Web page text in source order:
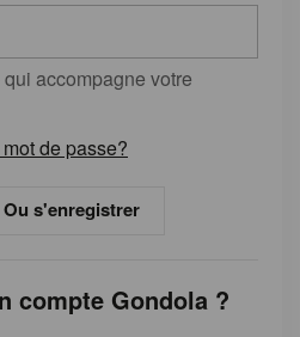
accompagne votre
de passe?
Ou s'enregistrer
compte Gondola ?